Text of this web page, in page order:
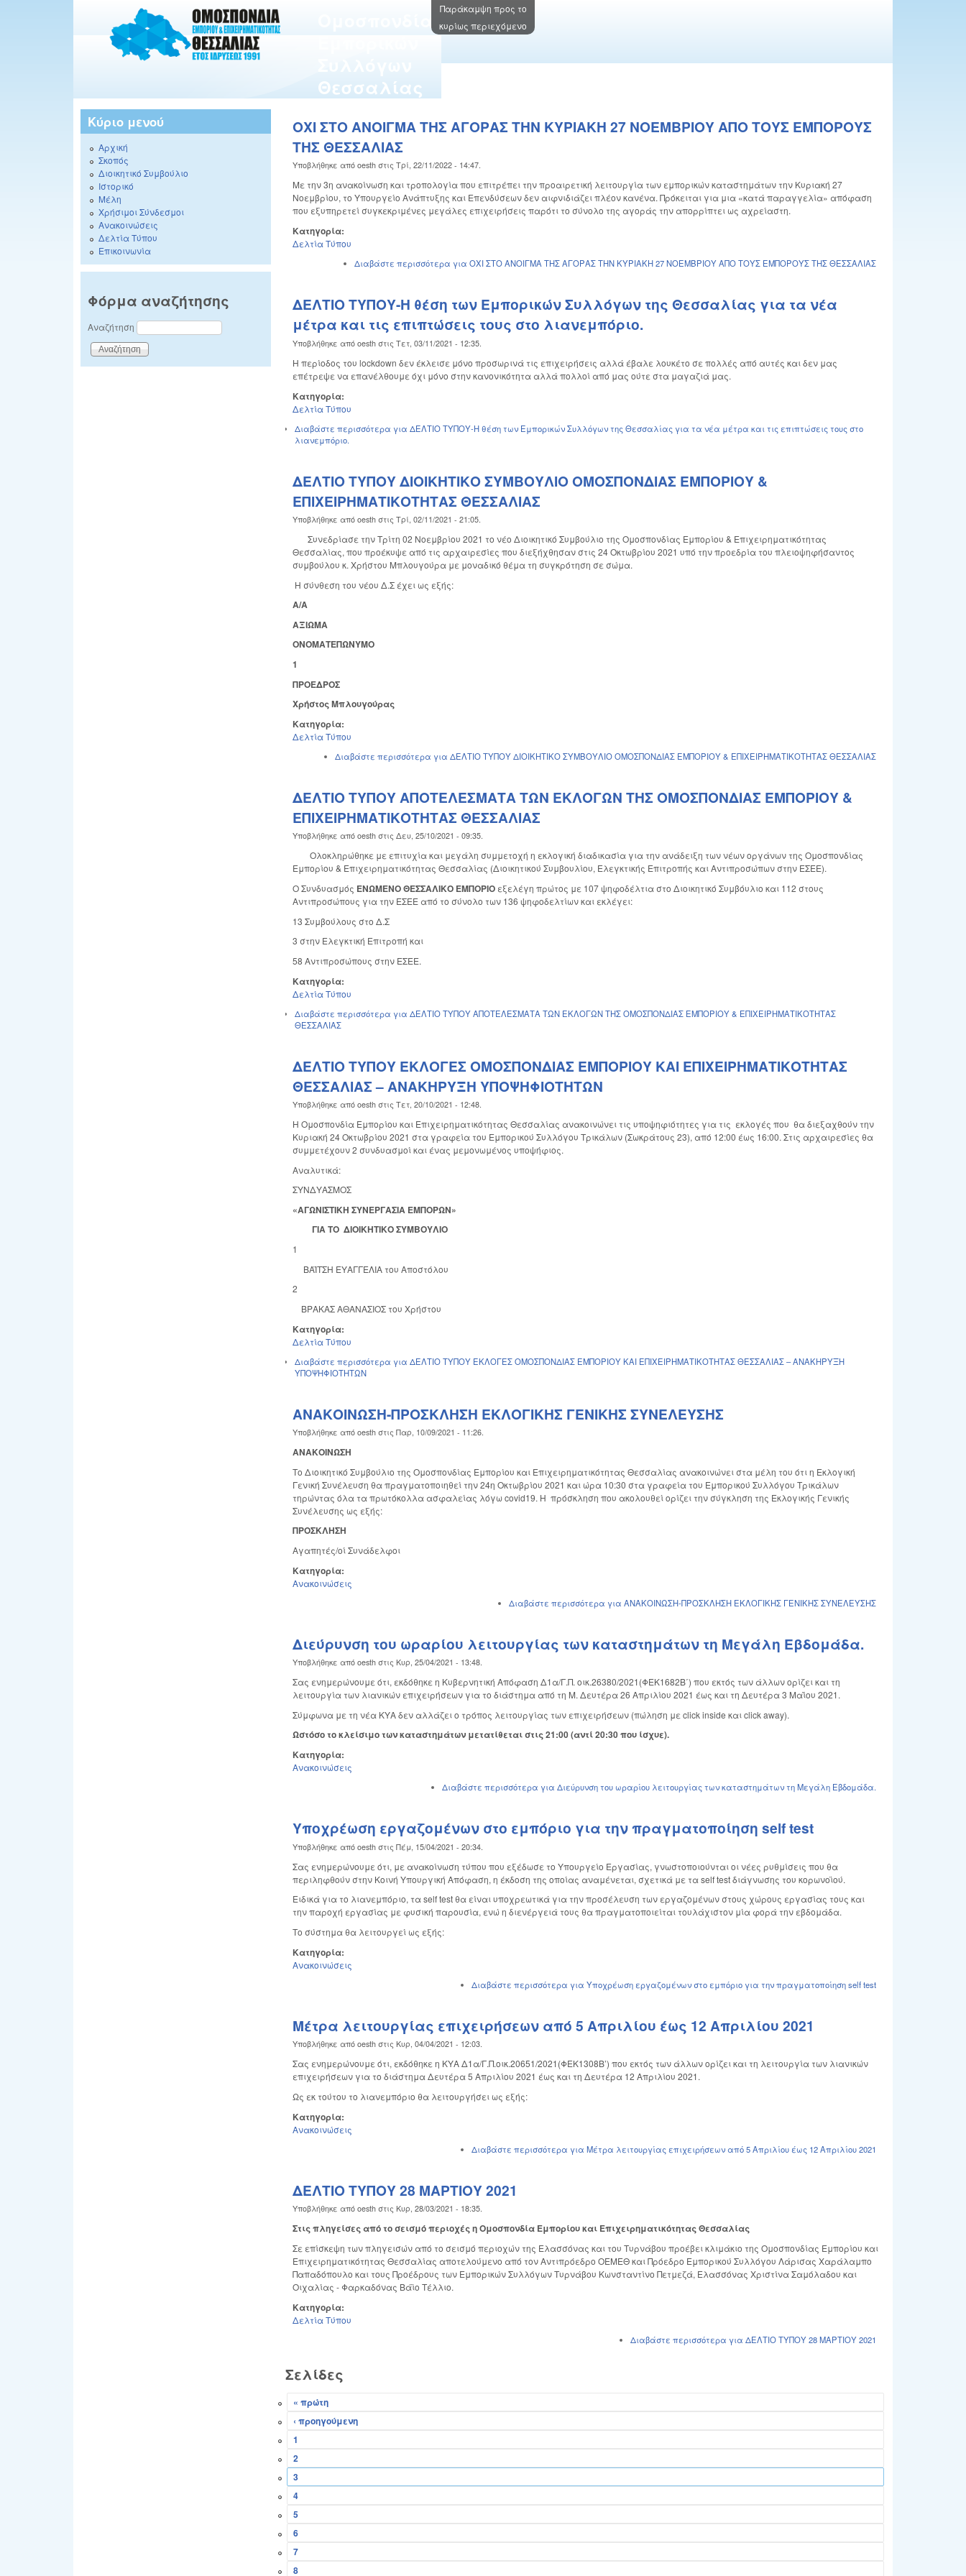
Παράκαμψη προς το
κυρίως περιεχόμενο
Θεσσαλίας
ΟΧΙ ΣΤΟ ΑΝΟΙΓΜΑ ΤΗΣ ΑΓΟΡΑΣ ΤΗΝ ΚΥΡΙΑΚΗ 27 ΝΟΕΜΒΡΙΟΥ ΑΠΟ ΤΟΥΣ ΕΜΠΟΡΟΥΣ
ΤΗΣ ΘΕΣΣΑΛΙΑΣ
Υποβλήθηκε από oesth στις Τρί, 22/11/2022 - 14:47.
Με την 3η ανακοίνωση και τροπολογία που επιτρέπει την προαιρετική λειτουργία των εμπορικών καταστημάτων την Κυριακή 27
Νοεμβρίου, το Υπουργείο Ανάπτυξης και Επενδύσεων δεν αιφνιδιάζει πλέον κανένα. Πρόκειται για μια «κατά παραγγελία» απόφαση
που εξυπηρετεί συγκεκριμένες μεγάλες επιχειρήσεις παρότι το σύνολο της αγοράς την απορρίπτει ως αχρείαστη.
Κατηγορία:
Δελτία Τύπου
Διαβάστε περισσότερα για ΟΧΙ ΣΤΟ ΑΝΟΙΓΜΑ ΤΗΣ ΑΓΟΡΑΣ ΤΗΝ ΚΥΡΙΑΚΗ 27 ΝΟΕΜΒΡΙΟΥ ΑΠΟ ΤΟΥΣ ΕΜΠΟΡΟΥΣ ΤΗΣ ΘΕΣΣΑΛΙΑΣ
ΔΕΛΤΙΟ ΤΥΠΟΥ-Η θέση των Εμπορικών Συλλόγων της Θεσσαλίας για τα νέα
μέτρα και τις επιπτώσεις τους στο λιανεμπόριο.
Υποβλήθηκε από oesth στις Τετ, 03/11/2021 - 12:35
Η περίοδος του lockdown δεν έκλεισε μόνο προσωρινά τις επιχειρήσεις αλλά έβαλε λουκέτο σε πολλές από αυτές και δεν μας
επέτρεψε να επανέλθουμε όχι μόνο στην κανονικότητα αλλά πολλοί από μας ούτε στα μαγαζιά μας.
Κατηγορία:
Δελτία Τύπου
Διαβάστε περισσότερα για ΔΕΛΤΙΟ ΤΥΠΟΥ-Η θέση των Εμπορικών Συλλόγων της Θεσσαλίας για τα νέα μέτρα και τις επιπτώσεις τους στο
λιανεμπόριο.
ΔΕΛΤΙΟ ΤΥΠΟΥ ΔΙΟΙΚΗΤΙΚΟ ΣΥΜΒΟΥΛΙΟ ΟΜΟΣΠΟΝΔΙΑΣ ΕΜΠΟΡΙΟΥ &
ΕΠΙΧΕΙΡΗΜΑΤΙΚΟΤΗΤΑΣ ΘΕΣΣΑΛΙΑΣ
Υποβλήθηκε από oesth στις Τρί, 02/11/2021 - 21:05
Συνεδρίασε την Τρίτη 02 Νοεμβρίου 2021 το νέο Διοικητικό Συμβούλιο της Ομοσπονδίας Εμπορίου & Επιχειρηματικότητας
Θεσσαλίας, που προέκυψε από τις αρχαιρεσίες που διεξήχθησαν στις 24 Οκτωβρίου 2021 υπό την προεδρία του πλειοψηφήσαντος
συμβούλου κ. Χρήστου Μπλουγούρα με μοναδικό θέμα τη συγκρότηση σε σώμα.
Η σύνθεση του νέου Δ.Σ έχει ως εξής:
Α/Α
ΑΞΙΩΜΑ
ΟΝΟΜΑΤΕΠΩΝΥΜΟ
1
ΠΡΟΕΔΡΟΣ
Χρήστος Μπλουγούρας
Κατηγορία:
Δελτία Τύπου
Διαβάστε περισσότερα για ΔΕΛΤΙΟ ΤΥΠΟΥ ΔΙΟΙΚΗΤΙΚΟ ΣΥΜΒΟΥΛΙΟ ΟΜΟΣΠΟΝΔΙΑΣ ΕΜΠΟΡΙΟΥ & ΕΠΙΧΕΙΡΗΜΑΤΙΚΟΤΗΤΑΣ ΘΕΣΣΑΛΙΑΣ
ΔΕΛΤΙΟ ΤΥΠΟΥ ΑΠΟΤΕΛΕΣΜΑΤΑ ΤΩΝ ΕΚΛΟΓΩΝ ΤΗΣ ΟΜΟΣΠΟΝΔΙΑΣ ΕΜΠΟΡΙΟΥ &
ΕΠΙΧΕΙΡΗΜΑΤΙΚΟΤΗΤΑΣ ΘΕΣΣΑΛΙΑΣ
Υποβλήθηκε από oesth στις Δευ, 25/10/2021 - 09:35.
Ολοκληρώθηκε με επιτυχία και μεγάλη συμμετοχή η εκλογική διαδικασία για την ανάδειξη των νέων οργάνων της Ομοσπονδίας
Εμπορίου & Επιχειρηματικότητας Θεσσαλίας (Διοικητικού Συμβουλίου, Ελεγκτικής Επιτροπής και Αντιπροσώπων στην ΕΣΕΕ).
Ο Συνδυασμός ΕΝΩΜΕΝΟ ΘΕΣΣΑΛΙΚΟ ΕΜΠΟΡΙΟ εξελέγη πρώτος με 107 ψηφοδέλτια στο Διοικητικό Συμβόυλιο και 112 στους
Αντιπροσώπους για την ΕΣΕΕ από το σύνολο των 136 ψηφοδελτίων και εκλέγει:
13 Συμβούλους στο Δ.Σ
3 στην Ελεγκτική Επιτροπή και
58 Αντιπροσώπους στην ΕΣΕΕ.
Κατηγορία:
Δελτία Τύπου
Διαβάστε περισσότερα για ΔΕΛΤΙΟ ΤΥΠΟΥ ΑΠΟΤΕΛΕΣΜΑΤΑ ΤΩΝ ΕΚΛΟΓΩΝ ΤΗΣ ΟΜΟΣΠΟΝΔΙΑΣ ΕΜΠΟΡΙΟΥ & ΕΠΙΧΕΙΡΗΜΑΤΙΚΟΤΗΤΑΣ
ΘΕΣΣΑΛΙΑΣ
ΔΕΛΤΙΟ ΤΥΠΟΥ ΕΚΛΟΓΕΣ ΟΜΟΣΠΟΝΔΙΑΣ ΕΜΠΟΡΙΟΥ ΚΑΙ ΕΠΙΧΕΙΡΗΜΑΤΙΚΟΤΗΤΑΣ
ΘΕΣΣΑΛΙΑΣ – ΑΝΑΚΗΡΥΞΗ ΥΠΟΨΗΦΙΟΤΗΤΩΝ
Υποβλήθηκε από oesth στις Τετ, 20/10/2021 - 12:48.
Η Ομοσπονδία Εμπορίου και Επιχειρηματικότητας Θεσσαλίας ανακοινώνει τις υποψηφιότητες για τις εκλογές που θα διεξαχθούν την
Κυριακή 24 Οκτωβρίου 2021 στα γραφεία του Εμπορικού Συλλόγου Τρικάλων (Σωκράτους 23), από 12:00 έως 16:00. Στις αρχαιρεσίες θα
συμμετέχουν 2 συνδυασμοί και ένας μεμονωμένος υποψήφιος.
Αναλυτικά:
ΣΥΝΔΥΑΣΜΟΣ
«ΑΓΩΝΙΣΤΙΚΗ ΣΥΝΕΡΓΑΣΙΑ ΕΜΠΟΡΩΝ»
ΓΙΑ ΤΟ ΔΙΟΙΚΗΤΙΚΟ ΣΥΜΒΟΥΛΙΟ
1
ΒΑΪΤΣΗ ΕΥΑΓΓΕΛΙΑ του Αποστόλου
2
ΒΡΑΚΑΣ ΑΘΑΝΑΣΙΟΣ του Χρήστου
Κατηγορία:
Δελτία Τύπου
Διαβάστε περισσότερα για ΔΕΛΤΙΟ ΤΥΠΟΥ ΕΚΛΟΓΕΣ ΟΜΟΣΠΟΝΔΙΑΣ ΕΜΠΟΡΙΟΥ ΚΑΙ ΕΠΙΧΕΙΡΗΜΑΤΙΚΟΤΗΤΑΣ ΘΕΣΣΑΛΙΑΣ – ΑΝΑΚΗΡΥΞΗ
ΥΠΟΨΗΦΙΟΤΗΤΩΝ
ΑΝΑΚΟΙΝΩΣΗ-ΠΡΟΣΚΛΗΣΗ ΕΚΛΟΓΙΚΗΣ ΓΕΝΙΚΗΣ ΣΥΝΕΛΕΥΣΗΣ
Υποβλήθηκε από oesth στις Παρ, 10/09/2021 - 11:26.
ΑΝΑΚΟΙΝΩΣΗ
Το Διοικητικό Συμβούλιο της Ομοσπονδίας Εμπορίου και Επιχειρηματικότητας Θεσσαλίας ανακοινώνει στα μέλη του ότι η Εκλογική
Γενική Συνέλευση θα πραγματοποιηθεί την 24η Οκτωβρίου 2021 και ώρα 10:30 στα γραφεία του Εμπορικού Συλλόγου Τρικάλων
τηρώντας όλα τα πρωτόκολλα ασφαλείας λόγω covid19. Η πρόσκληση που ακολουθεί ορίζει την σύγκληση της Εκλογικής Γενικής
Συνέλευσης ως εξής:
ΠΡΟΣΚΛΗΣΗ
Αγαπητές/οί Συνάδελφοι
Κατηγορία:
Ανακοινώσεις
Διαβάστε περισσότερα για ΑΝΑΚΟΙΝΩΣΗ-ΠΡΟΣΚΛΗΣΗ ΕΚΛΟΓΙΚΗΣ ΓΕΝΙΚΗΣ ΣΥΝΕΛΕΥΣΗΣ
Διεύρυνση του ωραρίου λειτουργίας των καταστημάτων τη Μεγάλη Εβδομάδα.
Υποβλήθηκε από oesth στις Κυρ, 25/04/2021 - 13:48.
Σας ενημερώνουμε ότι, εκδόθηκε η Κυβερνητική Απόφαση Δ1α/Γ.Π. οικ.26380/2021(ΦΕΚ1682Β΄) που εκτός των άλλων ορίζει και τη
λειτουργία των λιανικών επιχειρήσεων για το διάστημα από τη Μ. Δευτέρα 26 Απριλίου 2021 έως και τη Δευτέρα 3 Μαΐου 2021.
Σύμφωνα με τη νέα ΚΥΑ δεν αλλάζει ο τρόπος λειτουργίας των επιχειρήσεων (πώληση με click inside και click away).
Ωστόσο το κλείσιμο των καταστημάτων μετατίθεται στις 21:00 (αντί 20:30 που ίσχυε).
Κατηγορία:
Ανακοινώσεις
Διαβάστε περισσότερα για Διεύρυνση του ωραρίου λειτουργίας των καταστημάτων τη Μεγάλη Εβδομάδα.
Υποχρέωση εργαζομένων στο εμπόριο για την πραγματοποίηση self test
Υποβλήθηκε από oesth στις Πέμ, 15/04/2021 - 20:34
Σας ενημερώνουμε ότι, με ανακοίνωση τύπου που εξέδωσε το Υπουργείο Εργασίας, γνωστοποιούνται οι νέες ρυθμίσεις που θα
περιληφθούν στην Κοινή Υπουργική Απόφαση, η έκδοση της οποίας αναμένεται, σχετικά με τα self test διάγνωσης του κορωνοϊού.
Ειδικά για το λιανεμπόριο, τα self test θα είναι υποχρεωτικά για την προσέλευση των εργαζομένων στους χώρους εργασίας τους και
την παροχή εργασίας με φυσική παρουσία, ενώ η διενέργειά τους θα πραγματοποιείται τουλάχιστον μία φορά την εβδομάδα.
Το σύστημα θα λειτουργεί ως εξής:
Κατηγορία:
Ανακοινώσεις
Διαβάστε περισσότερα για Υποχρέωση εργαζομένων στο εμπόριο για την πραγματοποίηση self test
Μέτρα λειτουργίας επιχειρήσεων από 5 Απριλίου έως 12 Απριλίου 2021
Υποβλήθηκε από oesth στις Κυρ, 04/04/2021 - 12:03.
Σας ενημερώνουμε ότι, εκδόθηκε η ΚΥΑ Δ1α/Γ.Π.οικ.20651/2021(ΦΕΚ1308Β’) που εκτός των άλλων ορίζει και τη λειτουργία των λιανικών
επιχειρήσεων για το διάστημα Δευτέρα 5 Απριλίου 2021 έως και τη Δευτέρα 12 Απριλίου 2021.
Ως εκ τούτου το λιανεμπόριο θα λειτουργήσει ως εξής:
Κατηγορία:
Ανακοινώσεις
Διαβάστε περισσότερα για Μέτρα λειτουργίας επιχειρήσεων από 5 Απριλίου έως 12 Απριλίου 2021
ΔΕΛΤΙΟ ΤΥΠΟΥ 28 ΜΑΡΤΙΟΥ 2021
Υποβλήθηκε από oesth στις Κυρ, 28/03/2021 - 18:35.
Στις πληγείσες από το σεισμό περιοχές η Ομοσπονδία Εμπορίου και Επιχειρηματικότητας Θεσσαλίας
Σε επίσκεψη των πληγεισών από το σεισμό περιοχών της Ελασσόνας και του Τυρνάβου προέβει κλιμάκιο της Ομοσπονδίας Εμπορίου και
Επιχειρηματικότητας Θεσσαλίας αποτελούμενο από τον Αντιπρόεδρο ΟΕΜΕΘ και Πρόεδρο Εμπορικού Συλλόγου Λάρισας Χαράλαμπο
Παπαδόπουλο και τους Προέδρους των Εμπορικών Συλλόγων Τυρνάβου Κωνσταντίνο Πετμεζά, Ελασσόνας Χριστίνα Σαμόλαδου και
Οιχαλίας - Φαρκαδόνας Βάϊο Τέλλιο.
Κατηγορία:
Δελτία Τύπου
Διαβάστε περισσότερα για ΔΕΛΤΙΟ ΤΥΠΟΥ 28 ΜΑΡΤΙΟΥ 2021
Σελίδες
« πρώτη
‹ προηγούμενη
1
2
3
4
5
6
7
8
Κύριο μενού
Αρχική
Σκοπός
Διοικητικό Συμβούλιο
Ιστορικό
Μέλη
Χρήσιμοι Σύνδεσμοι
Ανακοινώσεις
Δελτία Τύπου
Επικοινωνία
Φόρμα αναζήτησης
Αναζήτηση